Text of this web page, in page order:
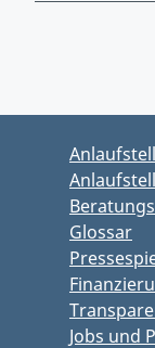
Glossar
Jobs und